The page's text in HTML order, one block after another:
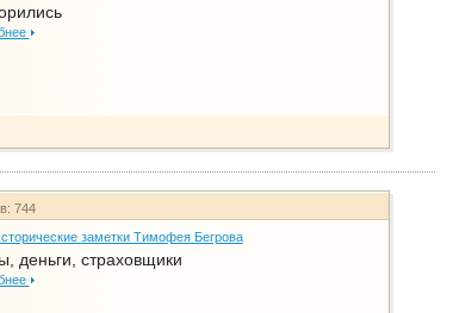
744
заметки Тимофея Бегрова
деньги, страховщики